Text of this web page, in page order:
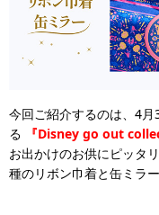
今回ご紹介するのは、4
る
『Disney go out
お出かけのお供にピッタ
種のリボン巾着と缶ミラ